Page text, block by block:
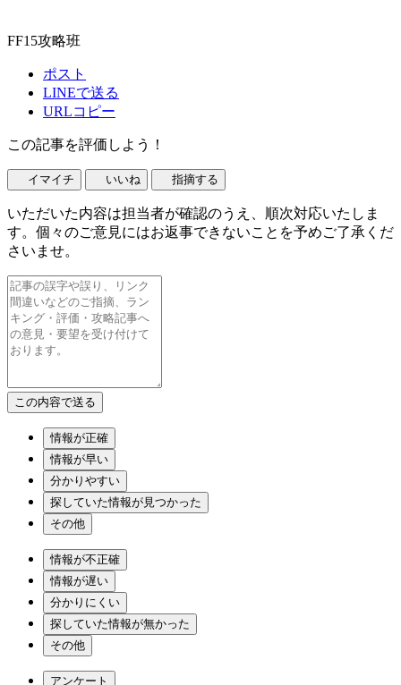
FF15攻略班
ポスト
LINEで送る
URLコピー
この記事を評価しよう！
イマイチ いいね 指摘する
いただいた内容は担当者が確認のうえ、順次対応いたしま
す。個々のご意見にはお返事できないことを予めご了承くだ
さいませ。
情報が正確
情報が早い
分かりやすい
探していた情報が見つかった
その他
情報が不正確
情報が遅い
分かりにくい
探していた情報が無かった
その他
アンケート